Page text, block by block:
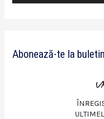
o
Abonează-te la